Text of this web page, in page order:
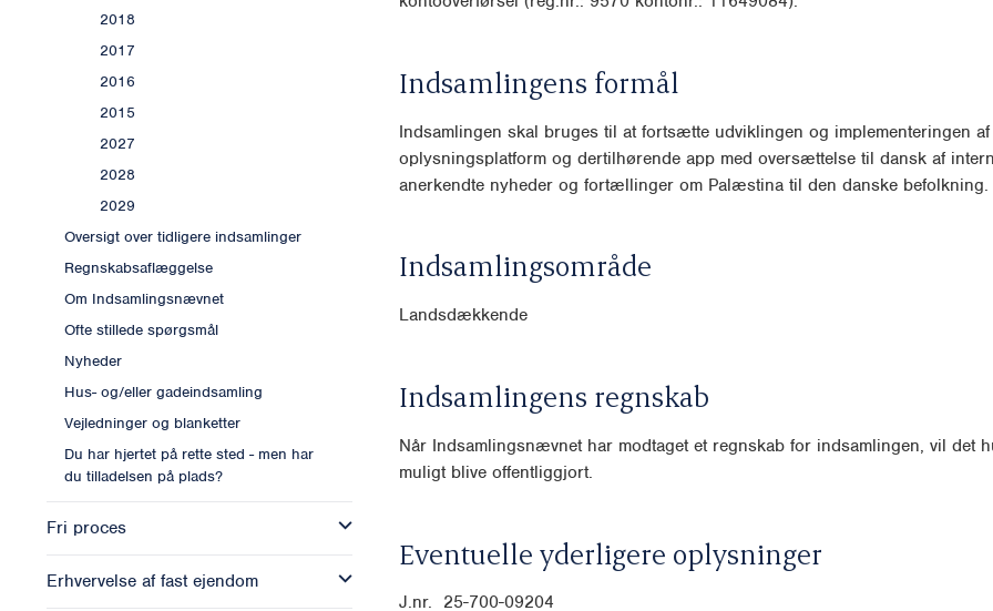
2018
2017
2016
2015
2027
2028
2029
Oversigt over tidligere indsamlinger
Regnskabsaflæggelse
Om Indsamlingsnævnet
Ofte stillede spørgsmål
Nyheder
Hus- og/eller gadeindsamling
Vejledninger og blanketter
Du har hjertet på rette sted - men har
du tilladelsen på plads?
Fri proces
Erhvervelse af fast ejendom
Indsamlingens formål
Indsamlingen skal bruges til at fortsætte udviklingen og implementeringen
oplysningsplatform og dertilhørende app med oversættelse til dansk af
anerkendte nyheder og fortællinger om Palæstina til den danske befolkning.
Indsamlingsområde
Landsdækkende
Indsamlingens regnskab
Når Indsamlingsnævnet har modtaget et regnskab for indsamlingen, vil det
muligt blive offentliggjort.
Eventuelle yderligere oplysninger
J.nr. 25-700-09204